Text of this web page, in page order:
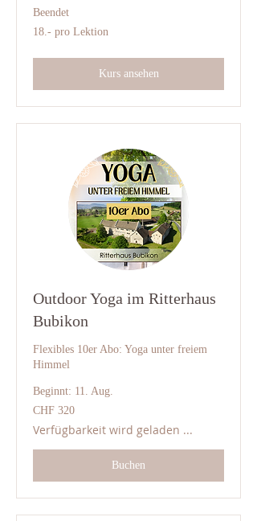
Beendet
18.-
pro
18.- pro Lektion
Kurs ansehen
Outdoor Yoga im Ritterhaus
Bubikon
Flexibles 10er Abo: Yoga unter freiem
Himmel
Beginnt: 11. Aug.
320
Schweizer
Franken
CHF 320
Verfügbarkeit wird geladen ...
Buchen